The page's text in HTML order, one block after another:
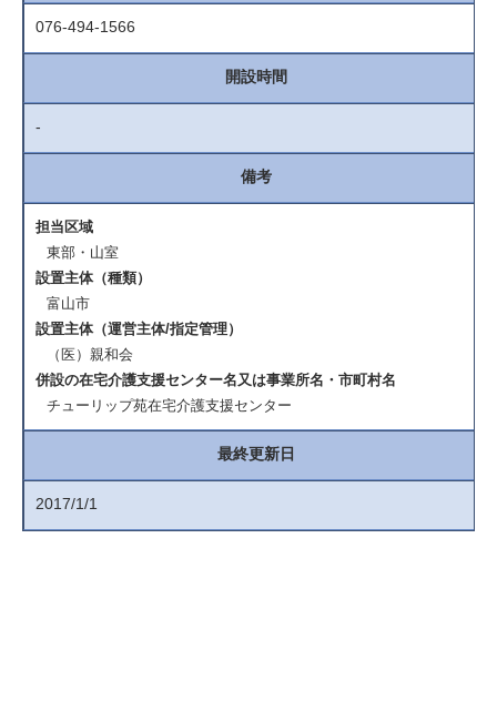
076-494-1566
開設時間
-
備考
担当区域
東部・山室
設置主体（種類）
富山市
設置主体（運営主体/指定管理）
（医）親和会
併設の在宅介護支援センター名又は事業所名・市町村名
チューリップ苑在宅介護支援センター
最終更新日
2017/1/1